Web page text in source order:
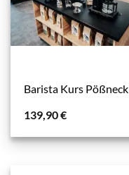
Barista Kurs Pößneck
139,90€